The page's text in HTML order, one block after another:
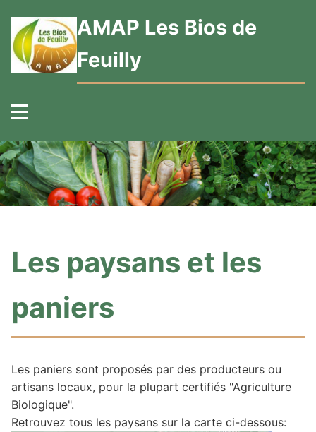
AMAP Les Bios de
Feuilly
Les paysans et les
paniers
Les paniers sont proposés par des producteurs ou
artisans locaux, pour la plupart certifiés "Agriculture
Biologique".
Retrouvez tous les paysans sur la carte ci-dessous: